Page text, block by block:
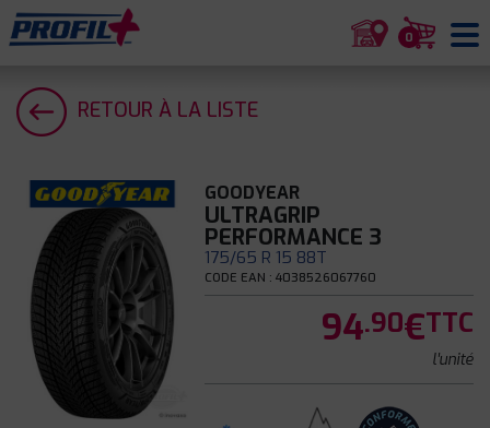
0
RETOUR À LA LISTE
GOODYEAR
ULTRAGRIP
PERFORMANCE 3
175/65 R 15 88T
CODE EAN : 4038526067760
94.90€TTC
l'unité